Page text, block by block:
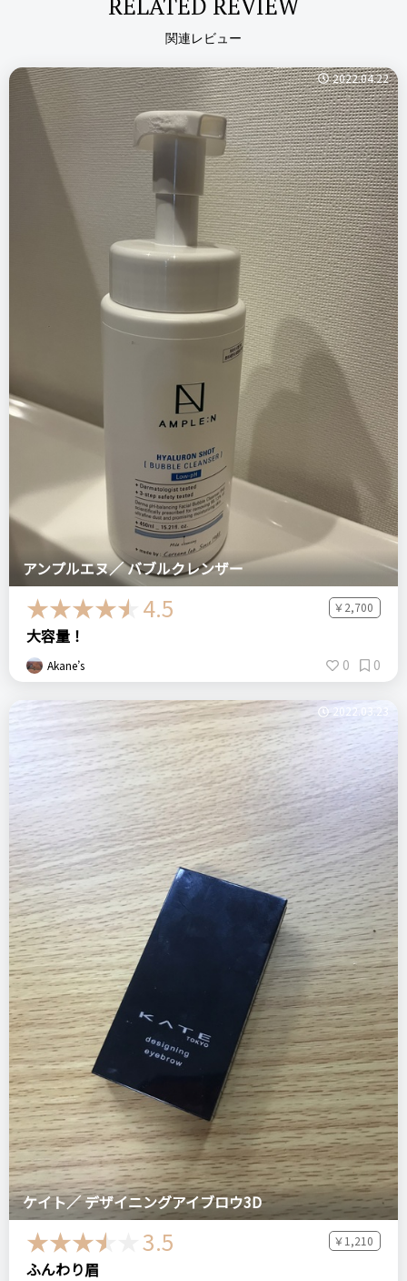
関連レビュー
2022.04.22
アンプルエヌ／ バブルクレンザー
4.5 ￥2,700
大容量！
Akane’s 0 0
2022.03.23
ケイト／ デザイニングアイブロウ3D
3.5 ￥1,210
ふんわり眉